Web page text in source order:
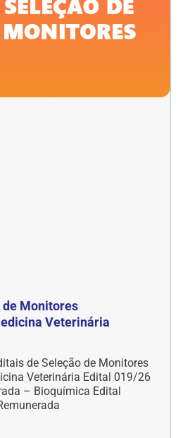
de Monitores
Veterinária
de Seleção de Monitores
Veterinária Edital 019/26
– Bioquímica Edital